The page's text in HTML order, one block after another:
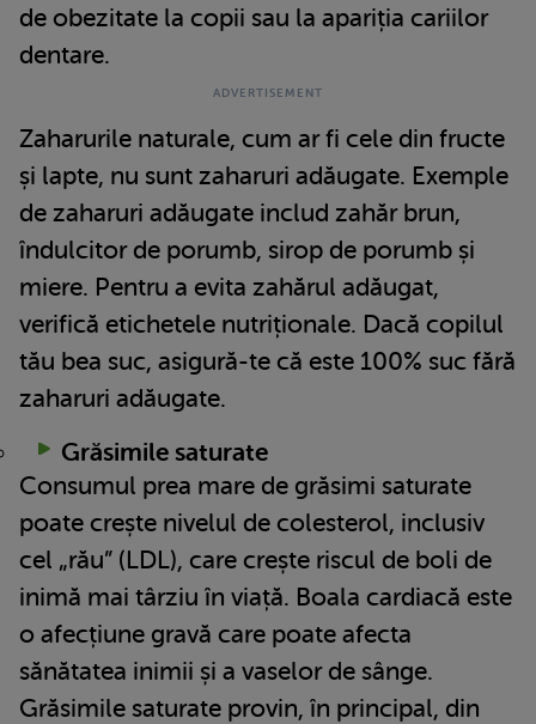
de obezitate la copii sau la apariția cariilor
dentare.
Zaharurile naturale, cum ar fi cele din fructe
și lapte, nu sunt zaharuri adăugate. Exemple
de zaharuri adăugate includ zahăr brun,
îndulcitor de porumb, sirop de porumb și
miere. Pentru a evita zahărul adăugat,
verifică etichetele nutriționale. Dacă copilul
tău bea suc, asigură-te că este 100% suc fără
zaharuri adăugate.
Grăsimile saturate
Consumul prea mare de grăsimi saturate
poate crește nivelul de colesterol, inclusiv
cel „rău” (LDL), care crește riscul de boli de
inimă mai târziu în viață. Boala cardiacă este
o afecțiune gravă care poate afecta
sănătatea inimii și a vaselor de sânge.
Grăsimile saturate provin, în principal, din